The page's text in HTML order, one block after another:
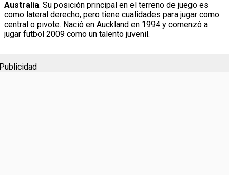
Australia. Su posición principal en el terreno de juego es
como lateral derecho, pero tiene cualidades para jugar como
central o pivote. Nació en Auckland en 1994 y comenzó a
jugar futbol 2009 como un talento juvenil.